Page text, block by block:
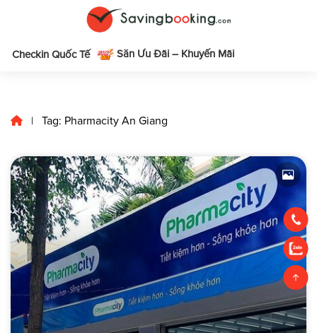
Checkin Quốc Tế Săn Ưu Đãi – Khuyến Mãi
| Tag: Pharmacity An Giang